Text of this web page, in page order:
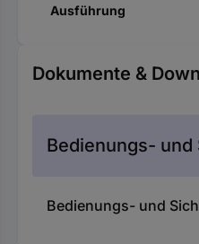
Ausführung
Dokumente &
Bedienungs-
Bedienungs- und